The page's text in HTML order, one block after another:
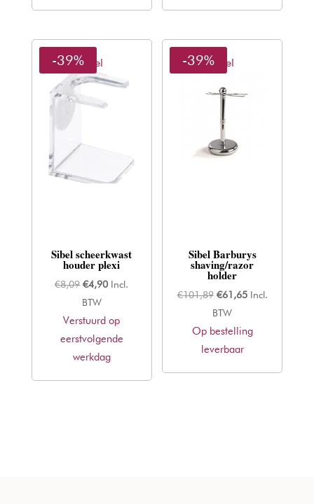
Sibel
-39%
Sibel scheerkwast
houder plexi
€8,09 Oorspronkelijke
prijs
was:
€8,09.
€4,90Huidige
is:
€4,90.
Incl.
BTW
Verstuurd op
eerstvolgende
werkdag
Sibel
-39%
Sibel Barburys
shaving/razor
holder
€101,89 Oorspronkelijke
prijs
was:
€101,89.
€61,65Huidige
is:
Incl.
BTW
Op bestelling
leverbaar